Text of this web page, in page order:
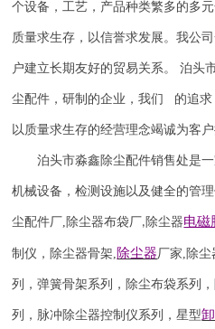
个设备，工艺，产品种类繁多的多
质量求生存，以信誉求发展。我公
户建立长期友好的贸易关系。泊头
尘配件，研制的企业，我们 的追求
以质量求生存的经营理念竭诚为客
泊头市淼鑫除尘配件销售处是
机械设备，检测设施以及健全的管
尘配件厂, 除尘器布袋厂, 除尘器电磁
制仪 ， 除尘器骨架,除尘器厂家, 除尘
列，弹簧骨架系列，除尘布袋系列
列，脉冲除尘器控制仪系列，星型